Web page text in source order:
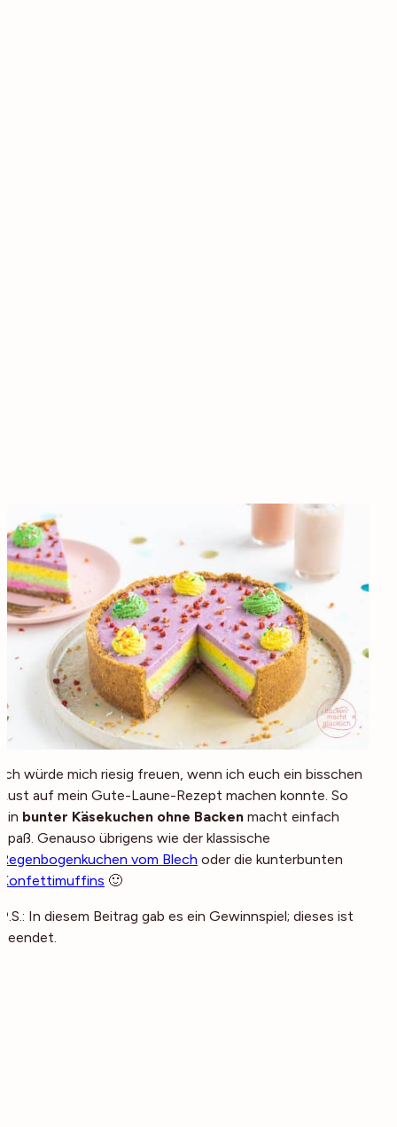
Ich würde mich riesig freuen, wenn ich euch ein bisschen
Lust auf mein Gute-Laune-Rezept machen konnte. So
ein bunter Käsekuchen ohne Backen macht einfach
Spaß. Genauso übrigens wie der klassische
Regenbogenkuchen vom Blech oder die kunterbunten
Konfettimuffins 🙂
P.S.: In diesem Beitrag gab es ein Gewinnspiel; dieses ist
beendet.